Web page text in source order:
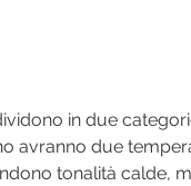
in due
avranno due
tonalità calde,